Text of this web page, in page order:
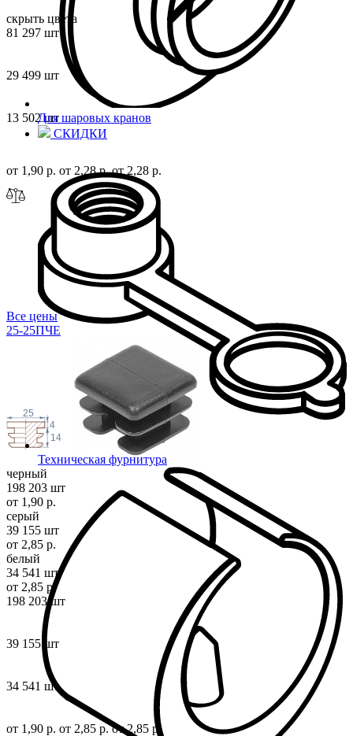
Для шаровых кранов
СКИДКИ
Техническая фурнитура
скрыть цвета
81 297 шт
29 499 шт
13 502 шт
от 1,90 р. от 2,28 р.от 2,28 р.
Все цены
25-25ПЧЕ
4
14
25
черный
198 203 шт
от 1,90 р.
серый
39 155 шт
от 2,85 р.
белый
34 541 шт
от 2,85 р.
198 203 шт
39 155 шт
34 541 шт
от 1,90 р. от 2,85 р.от 2,85 р.